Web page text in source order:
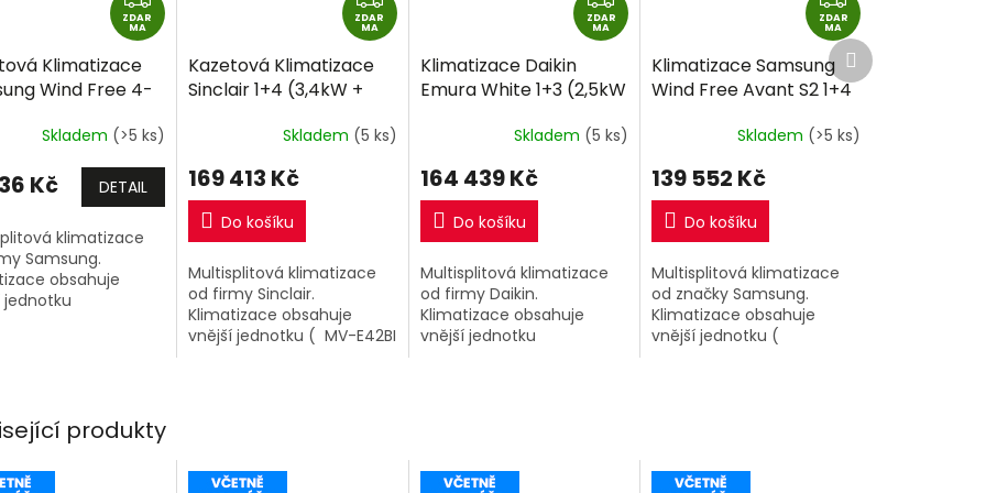
produkty
D
A
ZDAR
MA
Klimatizace
Wind Free 4-
+ 2,6kW) Multi-
včetně
Skladem (>5 ks)
Kč DETAIL
klimatizace
Samsung.
obsahuje
jednotku
D
A
ZDAR
MA
Kazetová Klimatizace
Sinclair 1+4 (3,4kW +
Multi-split R32 včetně
Skladem (5 ks)
169 413 Kč
Do košíku
Multisplitová klimatizace
od firmy Sinclair.
Klimatizace obsahuje
vnější jednotku ( MV-E42BI
D
R
M
A
ZDAR
MA
Klimatizace Daikin
Emura White 1+3 (2,5kW
split R32 včetně
Skladem (5 ks)
164 439 Kč
Do košíku
Multisplitová klimatizace
od firmy Daikin.
Klimatizace obsahuje
vnější jednotku
D
A
R
M
A
ZDAR
MA
Klimatizace Samsung
Wind Free Avant S2 1+4
2,5kW ) Multi-split R32
včetně montáže
Skladem (>5 ks)
139 552 Kč
Do košíku
Multisplitová klimatizace
od značky Samsung.
Klimatizace obsahuje
vnější jednotku (
Další
produkt